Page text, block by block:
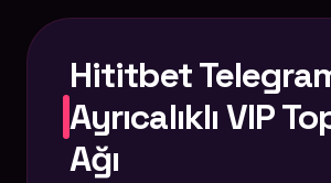
Hititbet
Ayrıcalıklı VIP
Ağı